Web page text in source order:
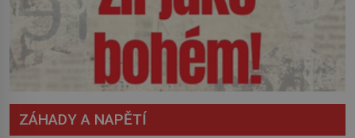
ZÁHADY A NAPĚTÍ